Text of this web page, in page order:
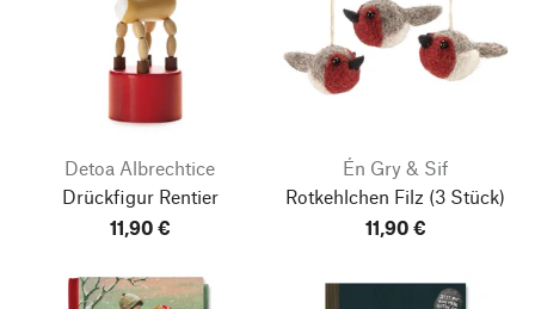
Detoa Albrechtice
Drückfigur Rentier
11,90 €
Én Gry & Sif
Rotkehlchen Filz (3 Stück)
11,90 €